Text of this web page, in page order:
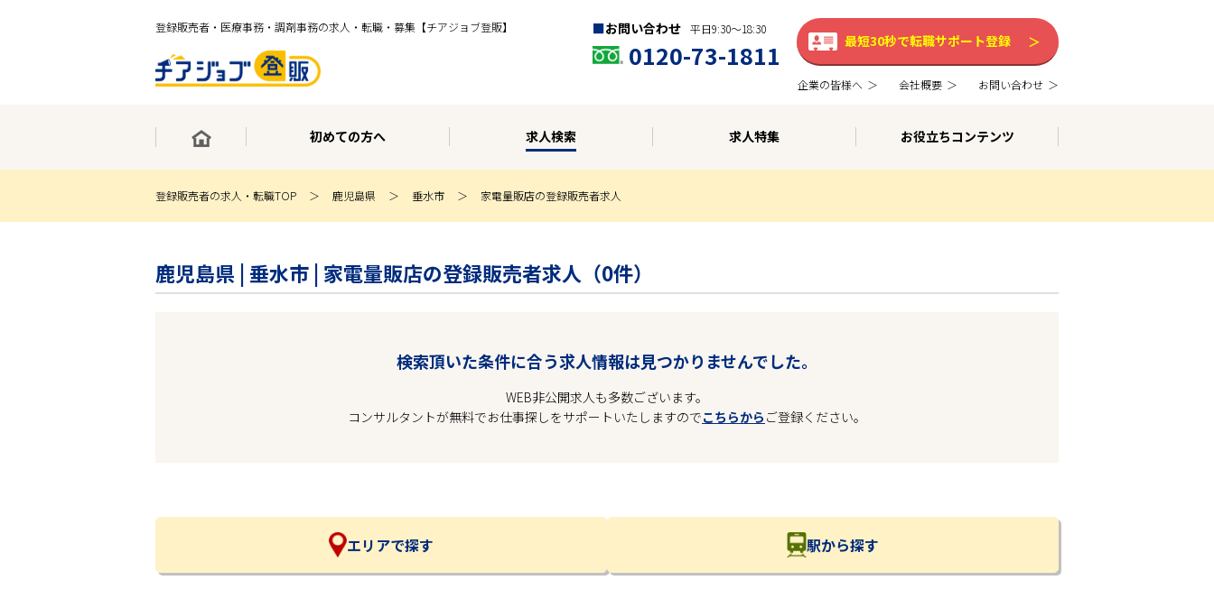
登録販売者・医療事務・調剤事務の求人・転職・募集【チアジョブ登販】 お問い合わせ 平日9:30〜18:30
0120-73-1811 最短30秒で転職サポート登録
企業の皆様へ 会社概要 お問い合わせ
初めての方へ 求人検索 求人特集 お役立ちコンテンツ
登録販売者の求人・転職TOP 鹿児島県 垂水市 家電量販店の登録販売者求人
鹿児島県 | 垂水市 | 家電量販店の登録販売者求人（0件）
検索頂いた条件に合う求人情報は見つかりませんでした。
WEB非公開求人も多数ございます。
コンサルタントが無料でお仕事探しをサポートいたしますのでこちらから ご登録ください。
エリアで探す 駅から探す